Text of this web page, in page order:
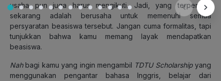
usaha pun juga harus mengikuti. Jadi, yang terpenting
sekarang adalah berusaha untuk memenuhi semua
persyaratan beasiswa tersebut. Jangan cuma formalitas, tapi
tunjukkan bahwa kamu memang layak mendapatkan
beasiswa.
Nahbagi kamu yang ingin mengambil TDTU Scholarshipyang
menggunakan pengantar bahasa Inggris, belajar dari